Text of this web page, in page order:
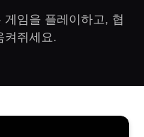
임을 플레이하고, 협
켜쥐세요.